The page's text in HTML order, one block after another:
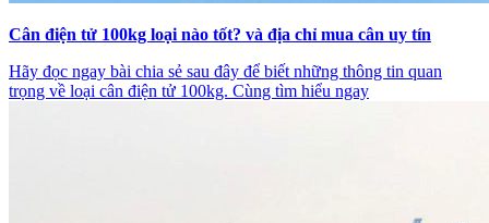
Cân điện tử 100kg loại nào tốt? và địa chỉ mua cân uy tín
Hãy đọc ngay bài chia sẻ sau đây để biết những thông tin quan
trọng về loại cân điện tử 100kg. Cùng tìm hiểu ngay